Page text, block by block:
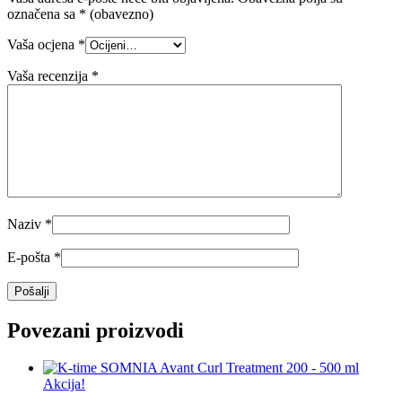
označena sa * (obavezno)
Vaša ocjena *
Vaša recenzija *
Naziv *
E-pošta *
Povezani proizvodi
Akcija!